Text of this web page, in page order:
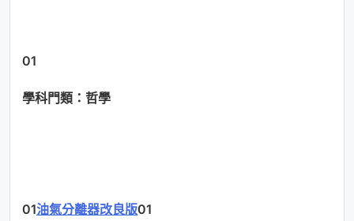
01
學科門類：哲學
01油氣分離器改良版01